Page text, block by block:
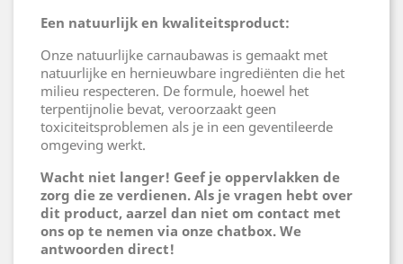
Een natuurlijk en kwaliteitsproduct:
Onze natuurlijke carnaubawas is gemaakt met
natuurlijke en hernieuwbare ingrediënten die het
milieu respecteren. De formule, hoewel het
terpentijnolie bevat, veroorzaakt geen
toxiciteitsproblemen als je in een geventileerde
omgeving werkt.
Wacht niet langer! Geef je oppervlakken de
zorg die ze verdienen. Als je vragen hebt over
dit product, aarzel dan niet om contact met
ons op te nemen via onze chatbox. We
antwoorden direct!